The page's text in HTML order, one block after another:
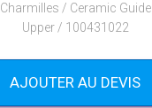
Charmilles / Ceramic Guide
Upper / 100431022
AJOUTER AU DEVIS